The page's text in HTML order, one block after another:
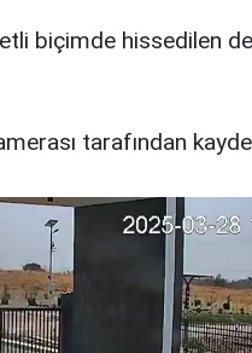
biçimde hissedilen
tarafından